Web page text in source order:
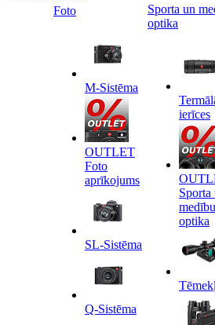
Foto
M-Sistēma
OUTLET
Foto
aprīkojums
SL-Sistēma
Q-Sistēma
Sporta un
optika
ierīces
Sporta
medību
optika